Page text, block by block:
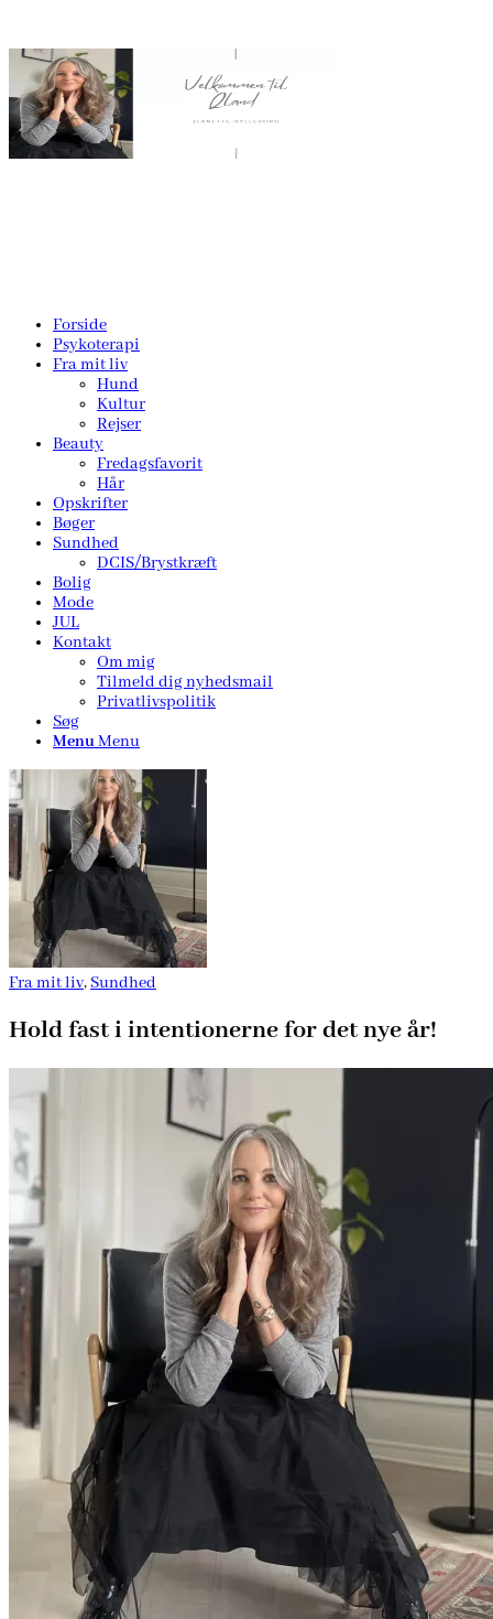
Forside
Psykoterapi
Fra mit liv
Hund
Kultur
Rejser
Beauty
Fredagsfavorit
Hår
Opskrifter
Bøger
Sundhed
DCIS/Brystkræft
Bolig
Mode
JUL
Kontakt
Om mig
Tilmeld dig nyhedsmail
Privatlivspolitik
Søg
MenuMenu
Fra mit liv, Sundhed
Hold fast i intentionerne for det nye år!